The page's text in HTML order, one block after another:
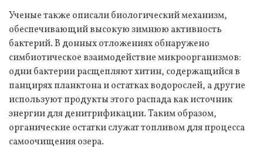
Ученые также описали биологический механизм,
обеспечивающий высокую зимнюю активность
бактерий. В донных отложениях обнаружено
симбиотическое взаимодействие микроорганизмов:
одни бактерии расщепляют хитин, содержащийся в
панцирях планктона и остатках водорослей, а другие
используют продукты этого распада как источник
энергии для денитрификации. Таким образом,
органические остатки служат топливом для процесса
самоочищения озера.